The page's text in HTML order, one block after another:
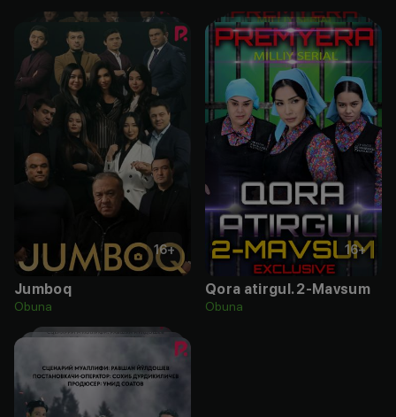
16+
Jumboq
Obuna
16+
Qora atirgul. 2-Mavsum
Obuna